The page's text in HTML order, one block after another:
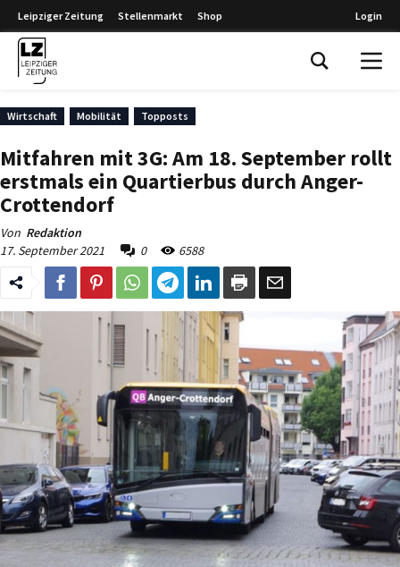
Leipziger Zeitung Stellenmarkt Shop Login
Wirtschaft Mobilität Topposts
Mitfahren mit 3G: Am 18. September rollt
erstmals ein Quartierbus durch Anger-
Crottendorf
Von Redaktion
17. September 2021
0 6588